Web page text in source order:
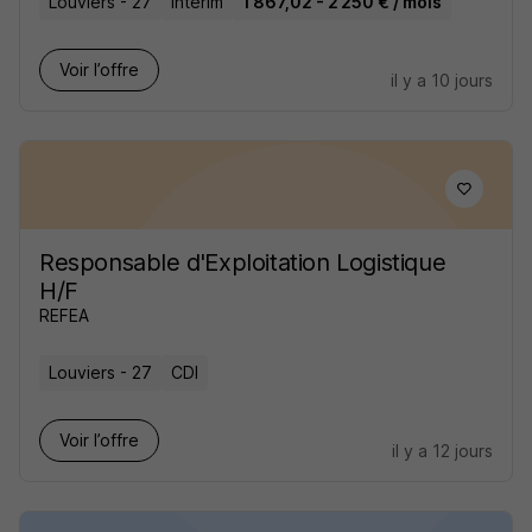
Voir l’offre
il y a 10 jours
Responsable d'Exploitation Logistique
H/F
REFEA
Louviers - 27 CDI
Voir l’offre
il y a 12 jours